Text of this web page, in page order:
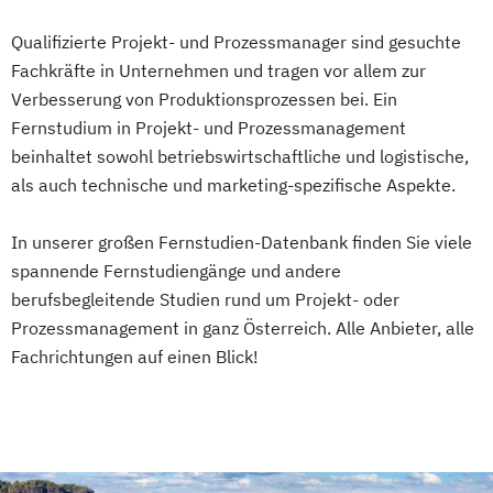
Global Business Administration (EN)
Innovation und Zukunftsforschung
Integrative Lerntherapie
Kommunikation und Content Creation
Kommunikationsdesign
Lebensmittelmanagement und -
technologie
Lernpsychologie und integrative
Lerntherapie
Psychologie mit Schwerpunkt Arbeits-
Organisations- und Wirtschaftspsychologie
Psychologie mit Schwerpunkt
Gesundheitspsychologie
Psychologie mit Schwerpunkt Klinische
Psychologie mit Schwerpunkt
Psycholoische Diagnostik und Evaluation
Psychologie mit Schwerpunkt
Pädagogische Psychologie
Sales und Management
Qualifizierte Projekt- und Prozessmanager sind gesuchte
Fachkräfte in Unternehmen und tragen vor allem zur
Verbesserung von Produktionsprozessen bei. Ein
Fernstudium in Projekt- und Prozessmanagement
beinhaltet sowohl betriebswirtschaftliche und logistische,
als auch technische und marketing-spezifische Aspekte.
In unserer großen Fernstudien-Datenbank finden Sie viele
spannende Fernstudiengänge und andere
berufsbegleitende Studien rund um Projekt- oder
Prozessmanagement in ganz Österreich. Alle Anbieter, alle
Fachrichtungen auf einen Blick!